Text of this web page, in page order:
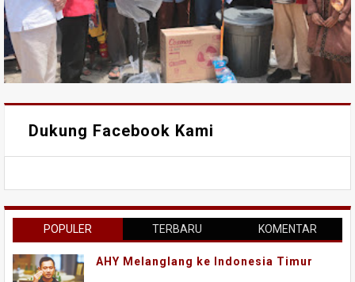
Dukung Facebook Kami
POPULER TERBARU KOMENTAR
AHY Melanglang ke Indonesia Timur